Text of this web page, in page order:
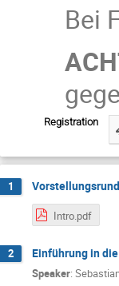
Bei
Registration
1
Intro.pdf
2 Einführung in
Speaker: